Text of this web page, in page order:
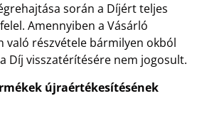
során a Díjért teljes
Amennyiben a Vásárló
részvétele bármilyen okból
Díj visszatérítésére nem jogosult.
újraértékesítésének